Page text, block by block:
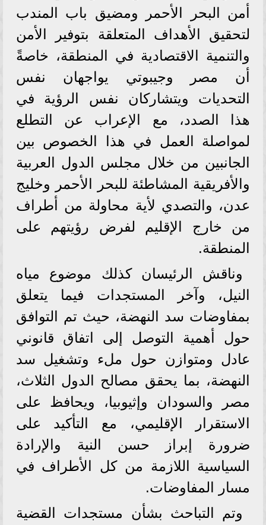
أمن البحر الأحمر ومضيق باب المندب
لتحقيق الأهداف المتعلقة بتوفير الأمن
والتنمية الاقتصادية في المنطقة، خاصةً
أن مصر وجيبوتي يواجهان نفس
التحديات ويتشاركان نفس الرؤية في
هذا الصدد، مع الإعراب عن التطلع
لمواصلة العمل في هذا الخصوص بين
الجانبين من خلال مجلس الدول العربية
والأفريقية المشاطئة للبحر الأحمر وخليج
عدن، والتصدي لأية محاولة من أطراف
من خارج الإقليم لفرض رؤيتهم على
المنطقة.
وناقش الرئيسان كذلك موضوع مياه
النيل، وآخر المستجدات فيما يتعلق
بمفاوضات سد النهضة، حيث تم التوافق
حول أهمية التوصل إلى اتفاق قانوني
عادل ومتوازن حول ملء وتشغيل سد
النهضة، بما يحقق مصالح الدول الثلاث،
مصر والسودان وإثيوبيا، ويحافظ على
الاستقرار الإقليمي، مع التأكيد على
ضرورة إبراز حسن النية والإرادة
السياسية اللازمة من كل الأطراف في
مسار المفاوضات.
وتم التباحث بشأن مستجدات القضية